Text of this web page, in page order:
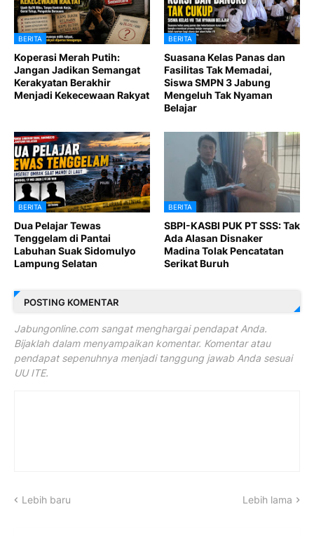
BERITA
Koperasi Merah Putih:
Jangan Jadikan Semangat
Kerakyatan Berakhir
Menjadi Kekecewaan Rakyat
BERITA
Suasana Kelas Panas dan
Fasilitas Tak Memadai,
Siswa SMPN 3 Jabung
Mengeluh Tak Nyaman
Belajar
BERITA
Dua Pelajar Tewas
Tenggelam di Pantai
Labuhan Suak Sidomulyo
Lampung Selatan
BERITA
SBPI-KASBI PUK PT SSS: Tak
Ada Alasan Disnaker
Madina Tolak Pencatatan
Serikat Buruh
POSTING KOMENTAR
Jabungonline.com sangat menghargai pendapat Anda.
Bijaklah dalam menyampaikan komentar. Komentar atau
pendapat sepenuhnya menjadi tanggung jawab Anda sesuai
UU ITE.
Lebih baru Lebih lama